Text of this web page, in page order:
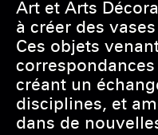
Art et Arts
à créer des
Ces objets
créant un
disciplines, et
dans de